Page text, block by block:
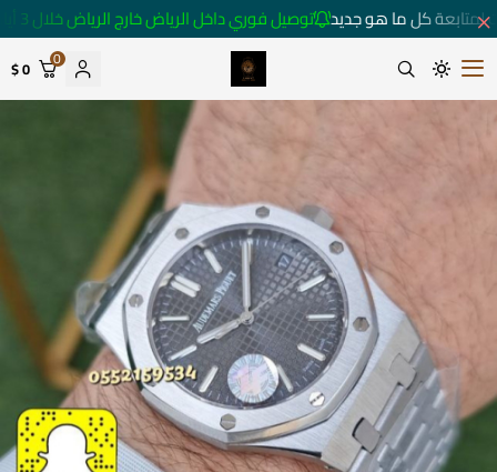
كل ما هو جديد توصيل فوري داخل الرياض خارج الرياض خلال 3 أيام 🚚
متجر ساعات رومانس
0
0 $